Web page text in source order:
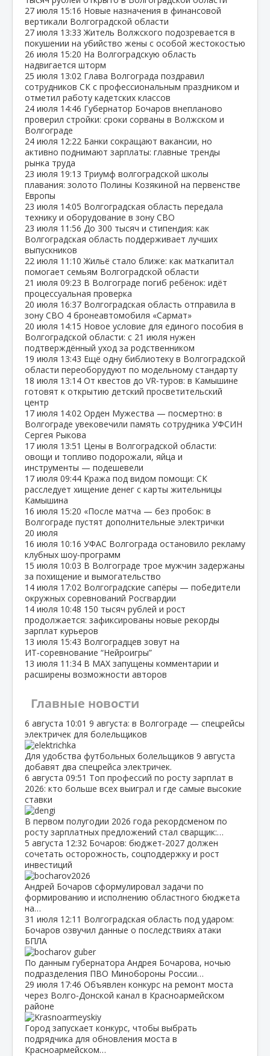
27 июля 15:16 Новые назначения в финансовой
вертикали Волгоградской области
27 июля 13:33 Житель Волжского подозревается в
покушении на убийство жены с особой жестокостью
26 июля 15:20 На Волгоградскую область
надвигается шторм
25 июля 13:02 Глава Волгограда поздравил
сотрудников СК с профессиональным праздником и
отметил работу кадетских классов
24 июля 14:46 Губернатор Бочаров внепланово
проверил стройки: сроки сорваны в Волжском и
Волгограде
24 июля 12:22 Банки сокращают вакансии, но
активно поднимают зарплаты: главные тренды
рынка труда
23 июля 19:13 Триумф волгоградской школы
плавания: золото Полины Козякиной на первенстве
Европы
23 июля 14:05 Волгоградская область передала
технику и оборудование в зону СВО
23 июля 11:56 До 300 тысяч и стипендия: как
Волгоградская область поддерживает лучших
выпускников
22 июля 11:10 Жильё стало ближе: как маткапитал
помогает семьям Волгоградской области
21 июля 09:23 В Волгограде погиб ребёнок: идёт
процессуальная проверка
20 июля 16:37 Волгоградская область отправила в
зону СВО 4 бронеавтомобиля «Сармат»
20 июля 14:15 Новое условие для единого пособия в
Волгоградской области: с 21 июля нужен
подтверждённый уход за родственником
19 июля 13:43 Ещё одну библиотеку в Волгоградской
области переоборудуют по модельному стандарту
18 июля 13:14 От квестов до VR‑туров: в Камышине
готовят к открытию детский просветительский
центр
17 июля 14:02 Орден Мужества — посмертно: в
Волгограде увековечили память сотрудника УФСИН
Сергея Рыкова
17 июля 13:51 Цены в Волгоградской области:
овощи и топливо подорожали, яйца и
инструменты — подешевели
17 июля 09:44 Кража под видом помощи: СК
расследует хищение денег с карты жительницы
Камышина
16 июля 15:20 «После матча — без пробок: в
Волгограде пустят дополнительные электрички
20 июля
16 июля 10:16 УФАС Волгограда остановило рекламу
клубных шоу‑программ
15 июля 10:03 В Волгограде трое мужчин задержаны
за похищение и вымогательство
14 июля 17:02 Волгоградские сапёры — победители
окружных соревнований Росгвардии
14 июля 10:48 150 тысяч рублей и рост
продолжается: зафиксированы новые рекорды
зарплат курьеров
13 июля 15:43 Волгоградцев зовут на
ИТ‑соревнование “Нейроигры”
13 июля 11:34 В МАХ запущены комментарии и
расширены возможности авторов
Главные новости
6 августа 10:01 9 августа: в Волгограде — спецрейсы
электричек для болельщиков
Для удобства футбольных болельщиков 9 августа
добавят два спецрейса электричек.
6 августа 09:51 Топ профессий по росту зарплат в
2026: кто больше всех выиграл и где самые высокие
ставки
В первом полугодии 2026 года рекордсменом по
росту зарплатных предложений стал сварщик:…
5 августа 12:32 Бочаров: бюджет‑2027 должен
сочетать осторожность, соцподдержку и рост
инвестиций
Андрей Бочаров сформулировал задачи по
формированию и исполнению областного бюджета
на…
31 июля 12:11 Волгоградская область под ударом:
Бочаров озвучил данные о последствиях атаки
БПЛА
По данным губернатора Андрея Бочарова, ночью
подразделения ПВО Минобороны России…
29 июля 17:46 Объявлен конкурс на ремонт моста
через Волго‑Донской канал в Красноармейском
районе
Город запускает конкурс, чтобы выбрать
подрядчика для обновления моста в
Красноармейском…